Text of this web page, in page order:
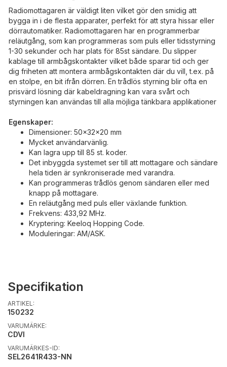
Radiomottagaren är väldigt liten vilket gör den smidig att
bygga in i de flesta apparater, perfekt för att styra hissar eller
dörrautomatiker. Radiomottagaren har en programmerbar
reläutgång, som kan programmeras som puls eller tidsstyrning
1-30 sekunder och har plats för 85st sändare. Du slipper
kablage till armbågskontakter vilket både sparar tid och ger
dig friheten att montera armbågskontakten där du vill, t.ex. på
en stolpe, en bit ifrån dörren. En trådlös styrning blir ofta en
prisvärd lösning där kabeldragning kan vara svårt och
styrningen kan användas till alla möjliga tänkbara applikationer
Egenskaper:
Dimensioner: 50x32x20 mm
Mycket användarvänlig.
Kan lagra upp till 85 st. koder.
Det inbyggda systemet ser till att mottagare och sändare
hela tiden är synkroniserade med varandra.
Kan programmeras trådlös genom sändaren eller med
knapp på mottagare.
En reläutgång med puls eller växlande funktion.
Frekvens: 433,92 MHz.
Kryptering: Keeloq Hopping Code.
Moduleringar: AM/ASK.
Specifikation
ARTIKEL:
150232
VARUMÄRKE:
CDVI
VARUMÄRKES-ID:
SEL2641R433-NN